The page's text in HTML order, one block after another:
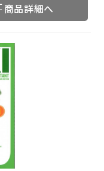
商品詳細へ